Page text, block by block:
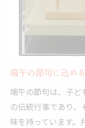
武将モチ
イデア
主従の絆が光
弁慶と義
れる理由
端午の節
と魅力
忠義と武
端午の節句に込め
端午の節句は、子
の伝統行事であり
味を持っています。